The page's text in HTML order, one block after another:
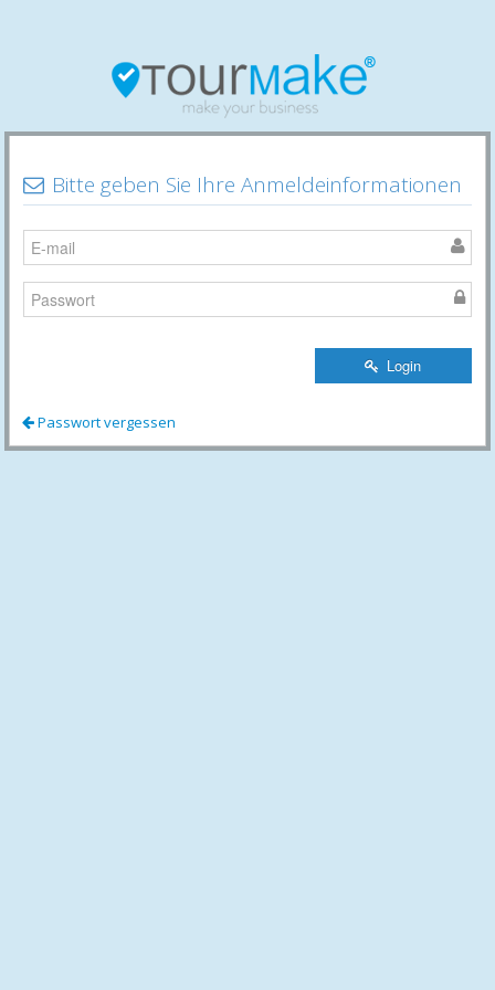
Bitte geben Sie Ihre Anmeldeinformationen
Login
Passwort vergessen